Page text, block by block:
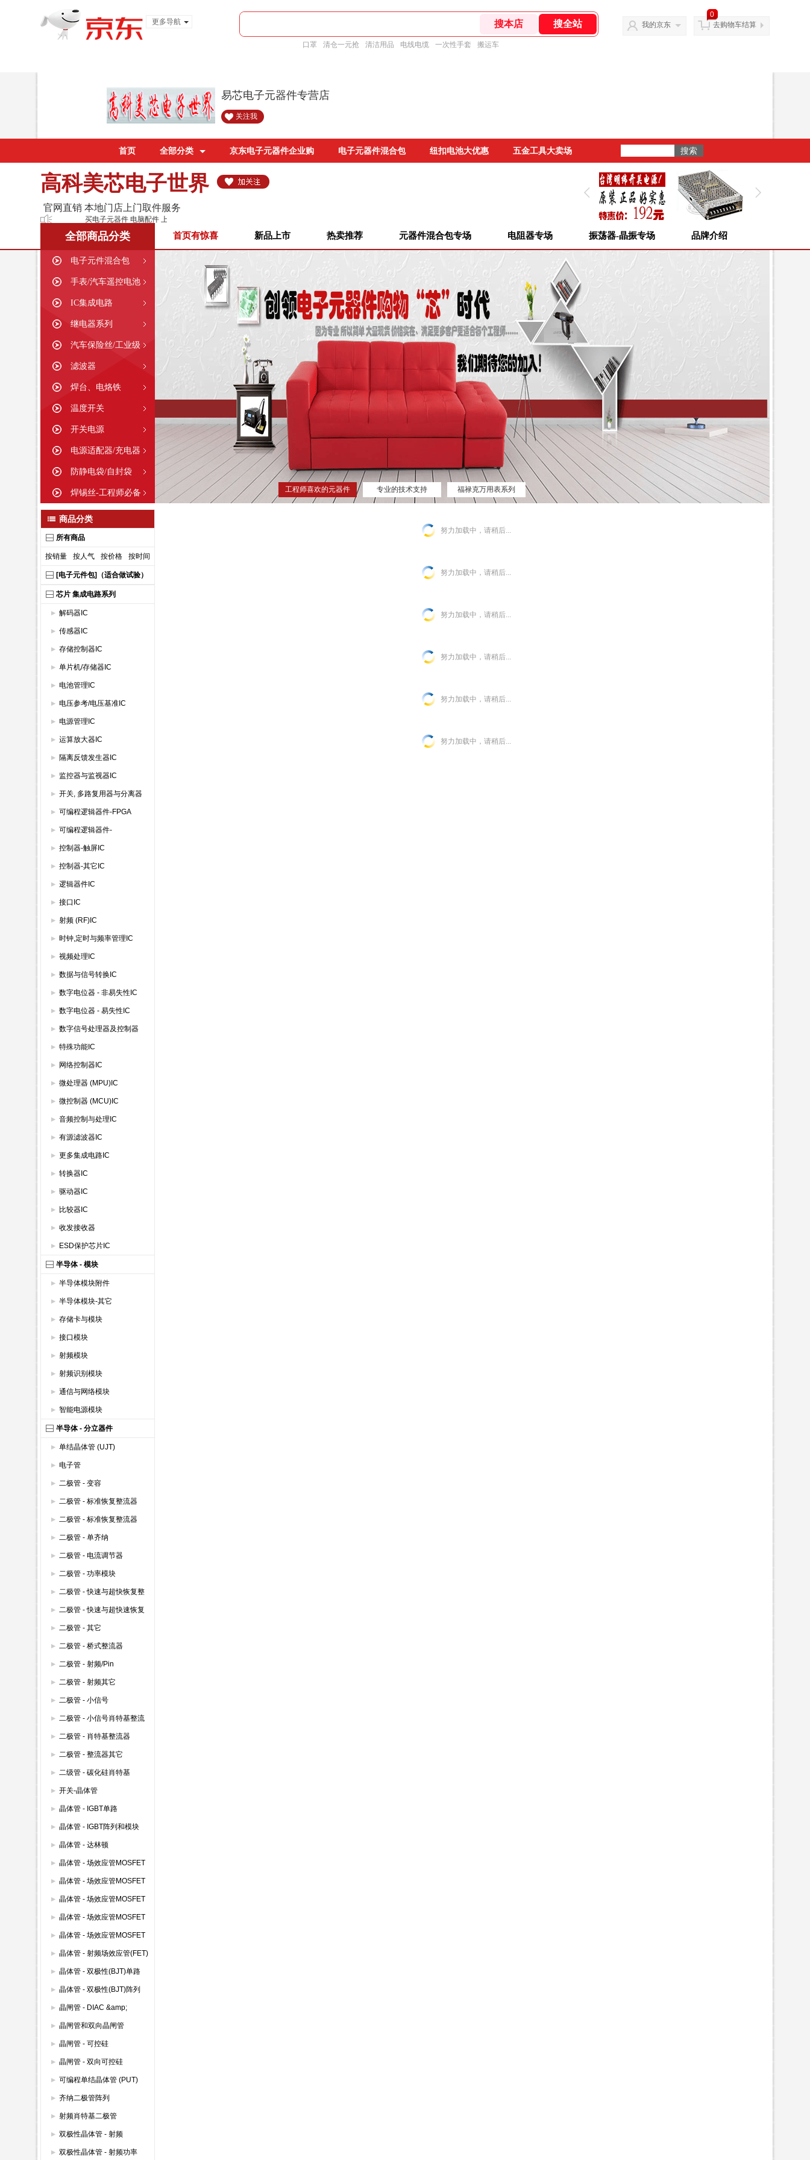
更多导航
口罩 清仓一元抢 清洁用品 电线电缆 一次性手套 搬运车
我的京东
0
去购物车结算
易芯电子元器件专营店
关注我
首页 全部分类 京东电子元器件企业购 电子元器件混合包 纽扣电池大优惠 五金工具大卖场
高科美芯电子世界
官网直销 本地门店上门取件服务
买电子元器件 电脑配件 上美芯就够了！
全部商品分类
电子元件混合包
手表/汽车遥控电池
IC集成电路
继电器系列
汽车保险丝/工业级
滤波器
焊台、电烙铁
温度开关
开关电源
电源适配器/充电器
防静电袋/自封袋
焊锡丝-工程师必备
首页有惊喜 新品上市 热卖推荐 元器件混合包专场 电阻器专场 振荡器-晶振专场 品牌介绍
工程师喜欢的元器件
网站
专业的技术支持 福禄克万用表系列
商品分类
所有商品
按销量 按人气 按价格 按时间
[电子元件包]（适合做试验）
芯片 集成电路系列
解码器IC
传感器IC
存储控制器IC
单片机/存储器IC
电池管理IC
电压参考/电压基准IC
电源管理IC
运算放大器IC
隔离反馈发生器IC
监控器与监视器IC
开关, 多路复用器与分离器
IC
可编程逻辑器件-FPGA
可编程逻辑器件-
GAL/PAL/SPLD
控制器-触屏IC
控制器-其它IC
逻辑器件IC
接口IC
射频 (RF)IC
时钟,定时与频率管理IC
视频处理IC
数据与信号转换IC
数字电位器 - 非易失性IC
数字电位器 - 易失性IC
数字信号处理器及控制器
特殊功能IC
网络控制器IC
微处理器 (MPU)IC
微控制器 (MCU)IC
音频控制与处理IC
有源滤波器IC
更多集成电路IC
转换器IC
驱动器IC
比较器IC
收发接收器
ESD保护芯片IC
半导体 - 模块
半导体模块附件
半导体模块-其它
存储卡与模块
接口模块
射频模块
射频识别模块
通信与网络模块
智能电源模块
半导体 - 分立器件
单结晶体管 (UJT)
电子管
二极管 - 变容
二极管 - 标准恢复整流器
(600V以上)
二极管 - 标准恢复整流器
(600V以下)
二极管 - 单齐纳
二极管 - 电流调节器
二极管 - 功率模块
二极管 - 快速与超快恢复整
流器 (600V以上)
二极管 - 快速与超快速恢复
整流器 600V以下
二极管 - 其它
二极管 - 桥式整流器
二极管 - 射频/Pin
二极管 - 射频其它
二极管 - 小信号
二极管 - 小信号肖特基整流
器
二极管 - 肖特基整流器
二极管 - 整流器其它
二级管 - 碳化硅肖特基
开关-晶体管
晶体管 - IGBT单路
晶体管 - IGBT阵列和模块
晶体管 - 达林顿
晶体管 - 场效应管MOSFET
(600V以上)
晶体管 - 场效应管MOSFET
(600V以下)
晶体管 - 场效应管MOSFET
模块
晶体管 - 场效应管MOSFET
其它
晶体管 - 场效应管MOSFET
双路
晶体管 - 射频场效应管(FET)
晶体管 - 双极性(BJT)单路
晶体管 - 双极性(BJT)阵列
晶闸管 - DIAC &amp;
SIDAC
晶闸管和双向晶闸管
晶闸管 - 可控硅
晶闸管 - 双向可控硅
(TRIAC)
可编程单结晶体管 (PUT)
齐纳二极管阵列
射频肖特基二极管
双极性晶体管 - 射频
双极性晶体管 - 射频功率
努力加载中，请稍后...
努力加载中，请稍后...
努力加载中，请稍后...
努力加载中，请稍后...
努力加载中，请稍后...
努力加载中，请稍后...